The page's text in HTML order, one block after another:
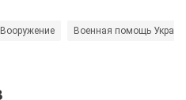
Вооружение Военная помощь